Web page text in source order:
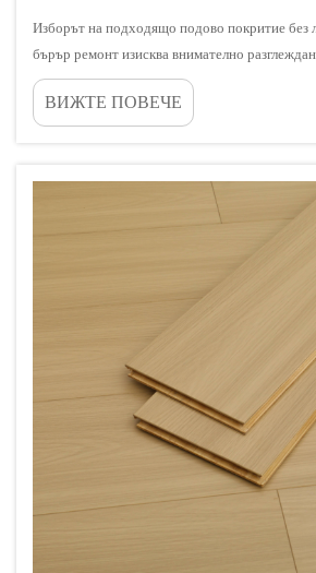
Изборът на подходящо подово покритие без
бърър ремонт изисква внимателно
технически и практически фактори, които
скоростта на монтажа, издръжливостта и
ВИЖТЕ ПОВЕЧЕ